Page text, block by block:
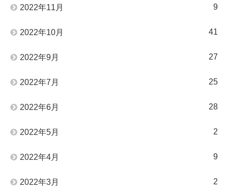
2022年11月 9
2022年10月 41
2022年9月 27
2022年7月 25
2022年6月 28
2022年5月 2
2022年4月 9
2022年3月 2